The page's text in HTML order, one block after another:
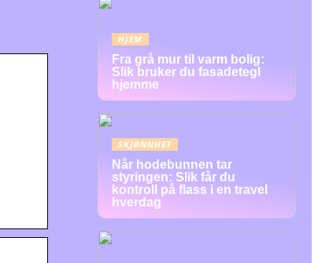
HJEM
Fra grå mur til varm bolig:
Slik bruker du fasadetegl
hjemme
SKJØNNHET
Når hodebunnen tar
styringen: Slik får du
kontroll på flass i en travel
hverdag